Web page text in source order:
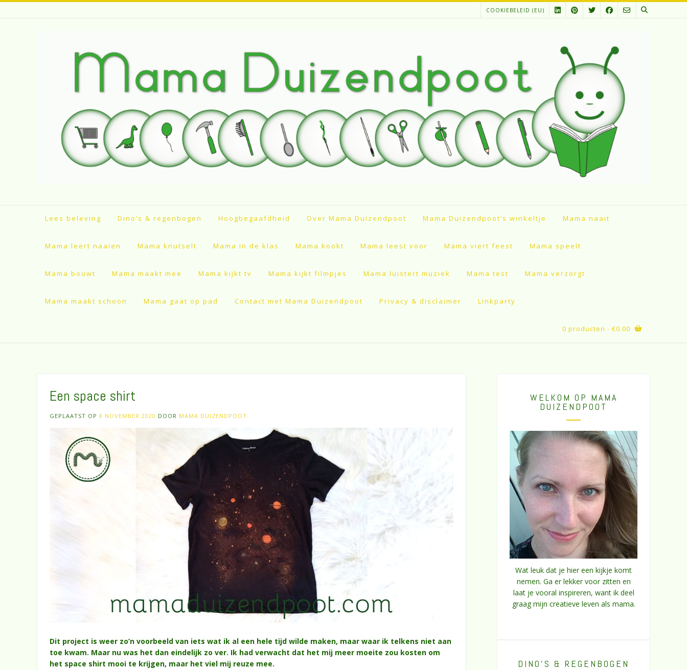
Spring
COOKIEBELEID (EU)
Lees beleving Dino’s & regenbogen Hoogbegaafdheid Over Mama Duizendpoot Mama Duizendpoot’s winkeltje Mama naait
Mama leert naaien Mama knutselt Mama in de klas Mama kookt Mama leest voor Mama viert feest Mama speelt
Mama bouwt Mama maakt mee Mama kijkt tv Mama kijkt filmpjes Mama luistert muziek Mama test Mama verzorgt
Mama maakt schoon Mama gaat op pad Contact met Mama Duizendpoot Privacy & disclaimer Linkparty
0 producten - €0.00
Een space shirt
GEPLAATST OP 8 NOVEMBER 2020 DOOR MAMA DUIZENDPOOT
Dit project is weer zo’n voorbeeld van iets wat ik al een hele tijd wilde maken, maar waar ik telkens niet aan
toe kwam. Maar nu was het dan eindelijk zo ver. Ik had verwacht dat het mij meer moeite zou kosten om
het space shirt mooi te krijgen, maar het viel mij reuze mee.
WELKOM OP MAMA
DUIZENDPOOT
Wat leuk dat je hier een kijkje komt
nemen. Ga er lekker voor zitten en
laat je vooral inspireren, want ik deel
graag mijn creatieve leven als mama.
DINO’S & REGENBOGEN